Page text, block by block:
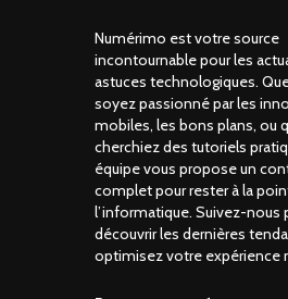
Numérimo est votre source
incontournable pour les
astuces technologiques.
soyez passionné par les
mobiles, les bons plans, ou
cherchiez des tutoriels
équipe vous propose un
complet pour rester à la
l’informatique. Suivez-nous
découvrir les dernières
optimisez votre expérience